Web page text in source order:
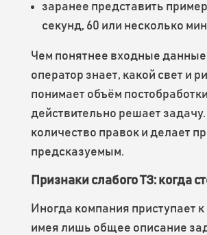
заранее представить
секунд, 60 или несколько
Чем понятнее входные
оператор знает, какой свет и
понимает объём
действительно решает
количество правок и делает
предсказуемым.
Признаки слабого ТЗ: когда
Иногда компания приступает
имея лишь общее описание